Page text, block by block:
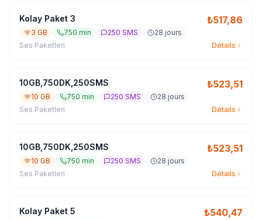
Kolay Paket 3 ₺517,86
3 GB 750 min 250 SMS
28 jours
Ses Paketleri
Détails
10GB,750DK,250SMS ₺523,51
10 GB 750 min 250 SMS
28 jours
Ses Paketleri
Détails
10GB,750DK,250SMS ₺523,51
10 GB 750 min 250 SMS
28 jours
Ses Paketleri
Détails
Kolay Paket 5 ₺540,47